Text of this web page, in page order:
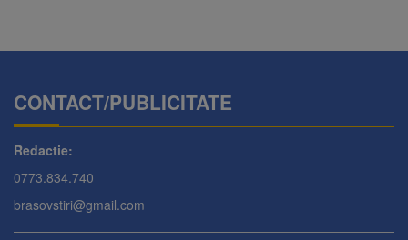
CONTACT/PUBLICITATE
Redactie:
0773.834.740
brasovstiri@gmail.com